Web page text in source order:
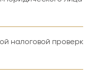
налоговой проверки